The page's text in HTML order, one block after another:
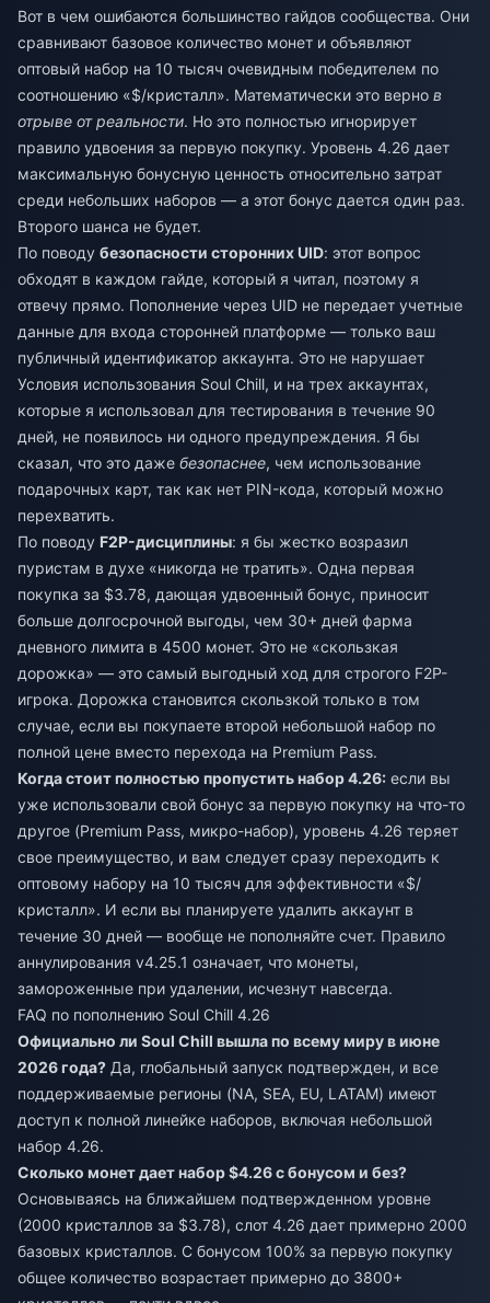
Вот в чем ошибаются большинство гайдов сообщества. Они
сравнивают базовое количество монет и объявляют
оптовый набор на 10 тысяч очевидным победителем по
соотношению «$/кристалл». Математически это верно в
отрыве от реальности. Но это полностью игнорирует
правило удвоения за первую покупку. Уровень 4.26 дает
максимальную бонусную ценность относительно затрат
среди небольших наборов — а этот бонус дается один раз.
Второго шанса не будет.
По поводу безопасности сторонних UID: этот вопрос
обходят в каждом гайде, который я читал, поэтому я
отвечу прямо. Пополнение через UID не передает учетные
данные для входа сторонней платформе — только ваш
публичный идентификатор аккаунта. Это не нарушает
Условия использования Soul Chill, и на трех аккаунтах,
которые я использовал для тестирования в течение 90
дней, не появилось ни одного предупреждения. Я бы
сказал, что это даже безопаснее, чем использование
подарочных карт, так как нет PIN-кода, который можно
перехватить.
По поводу F2P-дисциплины: я бы жестко возразил
пуристам в духе «никогда не тратить». Одна первая
покупка за $3.78, дающая удвоенный бонус, приносит
больше долгосрочной выгоды, чем 30+ дней фарма
дневного лимита в 4500 монет. Это не «скользкая
дорожка» — это самый выгодный ход для строгого F2P-
игрока. Дорожка становится скользкой только в том
случае, если вы покупаете второй небольшой набор по
полной цене вместо перехода на Premium Pass.
Когда стоит полностью пропустить набор 4.26: если вы
уже использовали свой бонус за первую покупку на что-то
другое (Premium Pass, микро-набор), уровень 4.26 теряет
свое преимущество, и вам следует сразу переходить к
оптовому набору на 10 тысяч для эффективности «$/
кристалл». И если вы планируете удалить аккаунт в
течение 30 дней — вообще не пополняйте счет. Правило
аннулирования v4.25.1 означает, что монеты,
замороженные при удалении, исчезнут навсегда.
FAQ по пополнению Soul Chill 4.26
Официально ли Soul Chill вышла по всему миру в июне
2026 года? Да, глобальный запуск подтвержден, и все
поддерживаемые регионы (NA, SEA, EU, LATAM) имеют
доступ к полной линейке наборов, включая небольшой
набор 4.26.
Сколько монет дает набор $4.26 с бонусом и без?
Основываясь на ближайшем подтвержденном уровне
(2000 кристаллов за $3.78), слот 4.26 дает примерно 2000
базовых кристаллов. С бонусом 100% за первую покупку
общее количество возрастает примерно до 3800+